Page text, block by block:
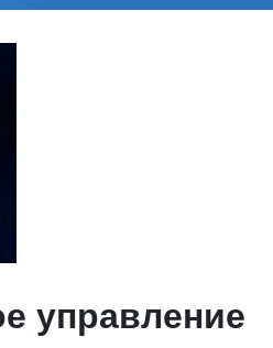
управление